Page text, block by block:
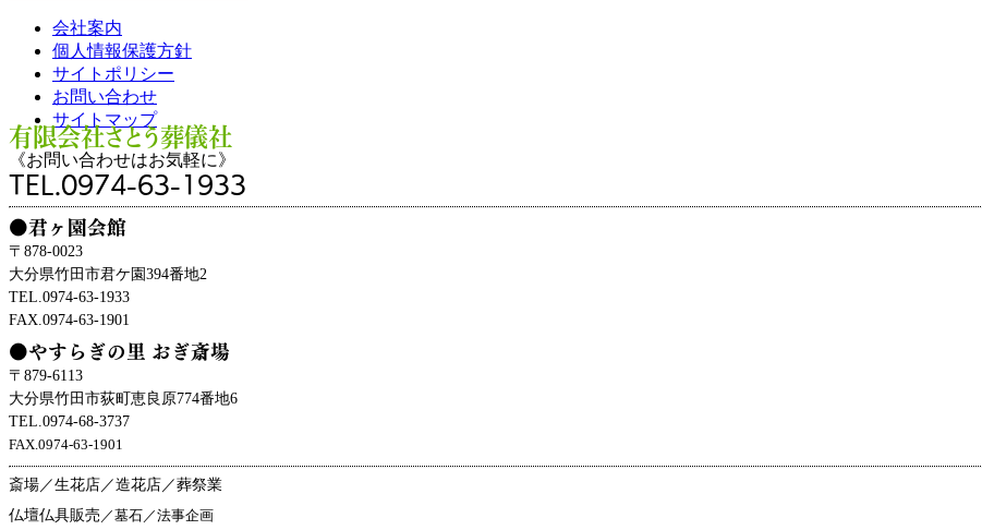
会社案内
個人情報保護方針
サイトポリシー
お問い合わせ
サイトマップ
有限会社さとう葬儀社
《お問い合わせはお気軽に》
TEL.0974-63-1933
●君ヶ園会館
〒878-0023
大分県竹田市君ケ園394番地2
TEL.0974-63-1933
FAX.0974-63-1901
●やすらぎの里 おぎ斎場
〒879-6113
大分県竹田市荻町恵良原774番地6
TEL.0974-68-3737
FAX.0974-63-1901
斎場／生花店／造花店／葬祭業
仏壇仏具販売 ／墓石／法事企画